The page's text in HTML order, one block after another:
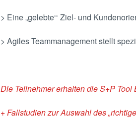
> Eine „gelebte‘‘ Ziel- und
> Agiles Teammanagement stellt
Die Teilnehmer erhalten die S+P
+ Fallstudien zur Auswahl des